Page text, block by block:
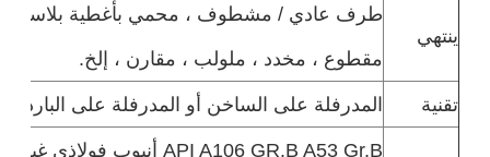
ينتهي
طرف عادي / مشطوف ، محمي بأغطية
مقطوع ، مخدد ، ملولب ، مقارن ، إلخ.
تقنية
المدرفلة على الساخن أو المدرفلة على البارد